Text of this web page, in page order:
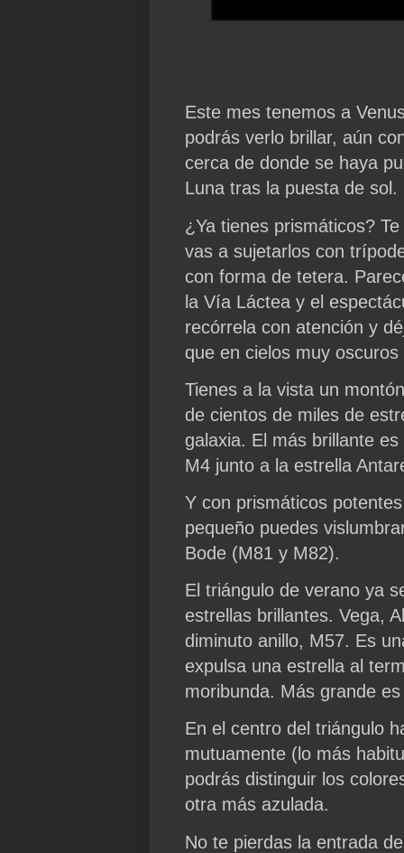
Este mes tenemos a
podrás verlo brillar, aún
cerca de donde se haya
Luna tras la puesta de sol.
¿Ya tienes prismáticos?
vas a sujetarlos con
con forma de tetera.
la Vía Láctea y el
recórrela con atención y
que en cielos muy
Tienes a la vista un
de cientos de miles de
galaxia. El más brillante
M4 junto a la estrella
Y con prismáticos
pequeño puedes
Bode (M81 y M82).
El triángulo de verano ya
estrellas brillantes. Vega,
diminuto anillo, M57. Es
expulsa una estrella al
moribunda. Más grande
En el centro del triángulo
mutuamente (lo más
podrás distinguir los
otra más azulada.
No te pierdas la entrada